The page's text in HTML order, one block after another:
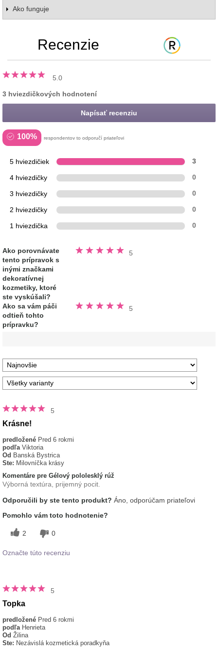
Ako funguje
Recenzie
5.0
3 hviezdičkových hodnotení
Napísať recenziu
100% respondentov to odporučí priateľovi
5 hviezdičiek 3
4 hviezdičky 0
3 hviezdičky 0
2 hviezdičky 0
1 hviezdička 0
Ako porovnávate
tento prípravok s
inými značkami
dekoratívnej
kozmetiky, ktoré
ste vyskúšali?
5
Hodnotené
5.0
Ako sa vám páči
odtieň tohto
prípravku?
5
Hodnotené
5.0
5
Krásne!
predložené Pred 6 rokmi
podľa Viktoria
Od Banská Bystrica
Ste: Milovníčka krásy
Komentáre pre Gélový pololesklý rúž
Výborná textúra, prijemný pocit.
Odporučili by ste tento produkt? Áno, odporúčam priateľovi
Pomohlo vám toto hodnotenie?
2 0
Označte túto recenziu
5
Topka
predložené Pred 6 rokmi
podľa Henrieta
Od Žilina
Ste: Nezávislá kozmetická poradkyňa